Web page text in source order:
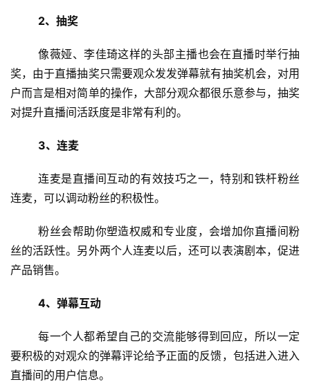
2、抽奖
	像薇娅、李佳琦这样的头部主播也会在直播时举行抽
奖，由于直播抽奖只需要观众发发弹幕就有抽奖机会，对用
户而言是相对简单的操作，大部分观众都很乐意参与，抽奖
对提升直播间活跃度是非常有利的。
3、连麦
	连麦是直播间互动的有效技巧之一，特别和铁杆粉丝
连麦，可以调动粉丝的积极性。
	粉丝会帮助你塑造权威和专业度，会增加你直播间粉
丝的活跃性。另外两个人连麦以后，还可以表演剧本，促进
产品销售。
4、弹幕互动
	每一个人都希望自己的交流能够得到回应，所以一定
要积极的对观众的弹幕评论给予正面的反馈，包括进入进入
直播间的用户信息。